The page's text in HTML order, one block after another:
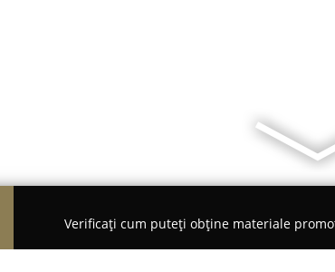
Verificați cum puteți obține materiale